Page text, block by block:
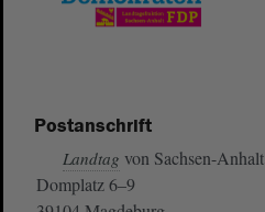
Postanschrift
Landtag von Sachsen-Anhalt
Domplatz 6–9